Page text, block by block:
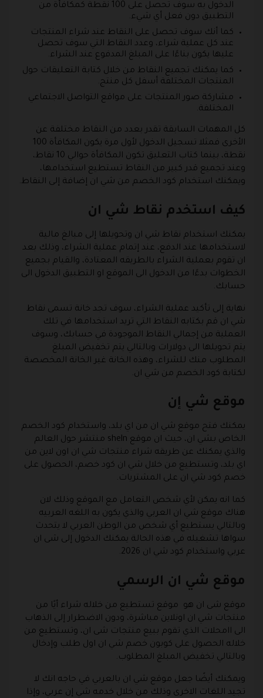
الدخول به سوف تحصل على 100 نقطة كمكافأة من
التطبيق دون فعل أي شيء.
كما أنك سوف تحصل على النقاط عند شراء المنتجات
عند كل عملية شراء، وعدد النقاط التي سوف تحصل
عليها يكون بناءًا على المبلغ المدفوع عند الشراء.
كما يمكنك تجميع النقاط من خلال كتابة التعليقات حول
المنتجات المختلفة أسفل كل منتج.
مشاركة صور المنتجات على مواقع التواصل الاجتماعي
المختلفة.
كل المهمات السابقة تقدر بعدد من النقاط مختلفة عن
الأخرى فمثلا تسجيل الدخول لأول مرة يكون المكافأة 100
نقطة، بينما كتاب التعليق تكون المكافأة حوالي 10 نقاط،
وعند تجميع قدر كبير من النقاط تستطيع استخدامها،
ويمكنك استخدام كود الخصم من شي ان إضافة إلى النقاط.
كيف استخدم نقاط شي ان
يمكنك استخدام نقاط شي ان وتحويلها إلى مبالغ مالية
لاستخدامها عند الدفع، عند إتمام عملية الشراء، وذلك بعد
ان تقوم بعملية الشراء بالطريقه المعتادة، والقيام بجميع
الخطوات بدءًا من الدخول الى الموقع او التطبيق الدخول الى
حسابك.
نهاية إلى تأكيد عملية الشراء، سوف تجد خانة تسمى نقاط
شي ان قم بكتابه النقاط التي تريد استخدامها في تلك
العملية من إجمالي النقاط الموجودة في حسابك، وسوف
يتم تحويلها الى دولارات وبالتالي يتم تخفيض المبلغ
المطلوب منك للشراء، وهذه الخانة غير الخانة المخصصة
لكتابة كود الخصم من شي ان.
موقع شي إن
يمكنك فتح موقع شي ان من اي بلد، واستخدام كود الخصم
الخاص بشي ان، حيث ان موقع sheln منتشر حول العالم
والذي يمكنك عن طريقه شراء منتجات شي ان اون لاين من
اي بلد، وتستطيع من خلال شي ان كود خصم، الحصول على
خصم كود شي ان على المشتريات.
كما انه يمكن لأي شخص التعامل مع الموقع وذلك لان
هناك موقع شي ان العربي والذي يكون به اللغه العربيه
وبالتالي يستطيع أي شخص من الوطن العربي لا يتحدث
سواها تشغيله في هذه الحالة يمكنك الدخول إلى شى ان
عربي واستخدام كود شي ان 2026.
موقع شي ان الرسمي
موقع شى ان هو موقع تستطيع من خلاله شراء أيًا من
منتجات شي ان اونلاين مباشرة، ودون الاضطرار إلى الذهاب
الى اامحلات الذي تقوم ببيع منتجات شى ان، وتستطيع من
خلاله الحصول على كوبون خصم شي ان اول طلب وإدخال
وبالتالي تخفيض المبلغ المطلوب.
ويمكنك أيضًا جعل موقع شي ان بالعربي في حاجه انك لا
تجيد اللغات الاخرى وذلك من خلال خدمه شي إن عربي، وإذا